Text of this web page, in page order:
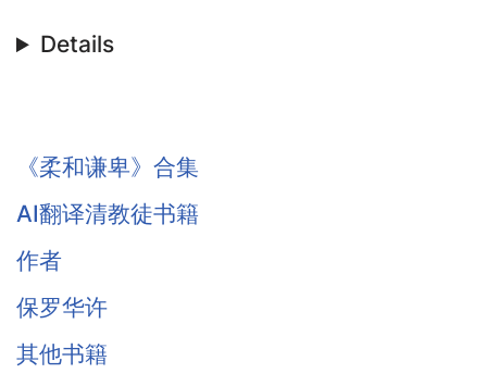
Details
《柔和谦卑》合集
AI翻译清教徒书籍
作者
保罗华许
其他书籍